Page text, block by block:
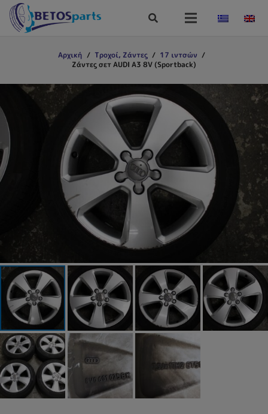
Αρχική / Τροχοί, Ζάντες / 17 ιντσών /
Ζάντες σετ AUDI A3 8V (Sportback)